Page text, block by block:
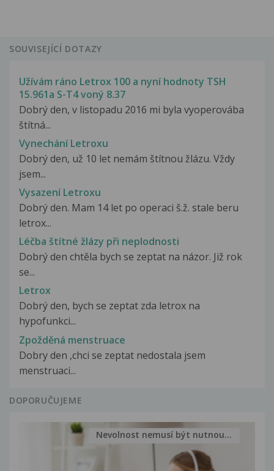
SOUVISEJÍCÍ DOTAZY
Užívám ráno Letrox 100 a nyní hodnoty TSH
15.961a S-T4 voný 8.37
Dobrý den, v listopadu 2016 mi byla vyoperovába
štítná...
Vynechání Letroxu
Dobrý den, už 10 let nemám štítnou žlázu. Vždy
jsem...
Vysazení Letroxu
Dobrý den. Mam 14 let po operaci š.ž. stale beru
letrox...
Léčba štítné žlázy při neplodnosti
Dobrý den chtěla bych se zeptat na názor. Již rok
se...
Letrox
Dobrý den, bych se zeptat zda letrox na
hypofunkci...
Zpožděná menstruace
Dobry den ,chci se zeptat nedostala jsem
menstruaci...
DOPORUČUJEME
Nevolnost nemusí být nutnou...